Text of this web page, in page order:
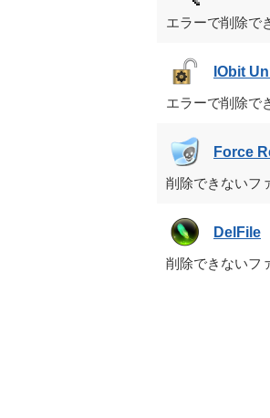
エラーで削除で
IObit
エラーで削除で
Force
削除できないフ
DelFile
削除できないフ